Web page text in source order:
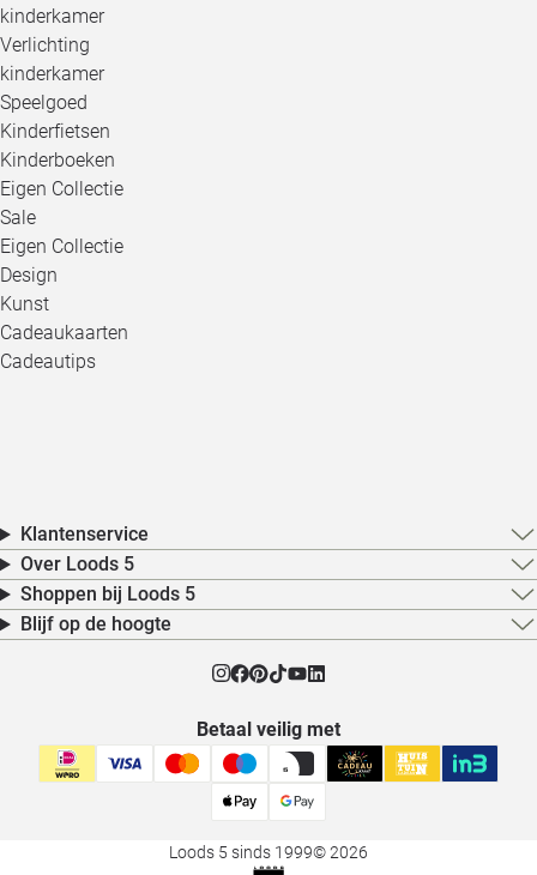
kinderkamer
Verlichting
kinderkamer
Speelgoed
Kinderfietsen
Kinderboeken
Eigen Collectie
Sale
Eigen Collectie
Design
Kunst
Cadeaukaarten
Cadeautips
Klantenservice
Over Loods 5
Shoppen bij Loods 5
Blijf op de hoogte
Betaal veilig met
Loods 5 sinds 1999© 2026